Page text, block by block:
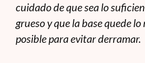
cuidado de que sea lo
grueso y que la base quede lo
posible para evitar derramar.